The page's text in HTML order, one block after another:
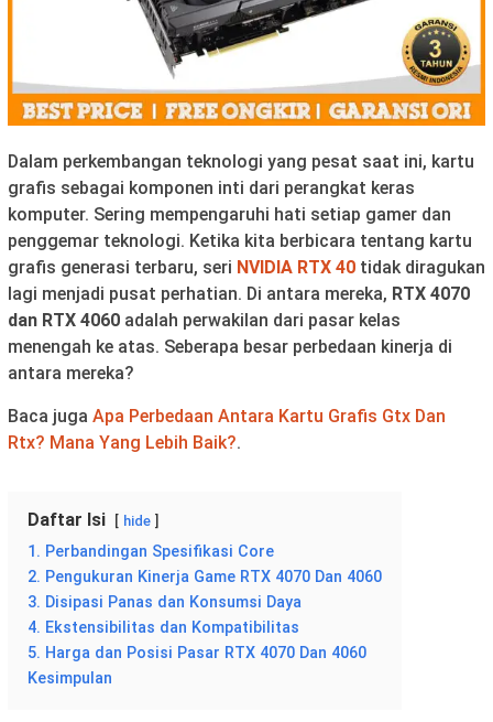
Dalam perkembangan teknologi yang pesat saat ini, kartu
grafis sebagai komponen inti dari perangkat keras
komputer. Sering mempengaruhi hati setiap gamer dan
penggemar teknologi. Ketika kita berbicara tentang kartu
grafis generasi terbaru, seri NVIDIA RTX 40 tidak diragukan
lagi menjadi pusat perhatian. Di antara mereka, RTX 4070
dan RTX 4060 adalah perwakilan dari pasar kelas
menengah ke atas. Seberapa besar perbedaan kinerja di
antara mereka?
Baca juga Apa Perbedaan Antara Kartu Grafis Gtx Dan
Rtx? Mana Yang Lebih Baik?.
Daftar Isi hide
1. Perbandingan Spesifikasi Core
2. Pengukuran Kinerja Game RTX 4070 Dan 4060
3. Disipasi Panas dan Konsumsi Daya
4. Ekstensibilitas dan Kompatibilitas
5. Harga dan Posisi Pasar RTX 4070 Dan 4060
Kesimpulan